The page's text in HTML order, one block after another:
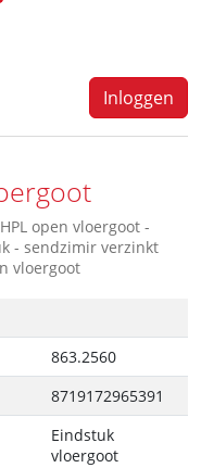
Inloggen
open vloergoot -
- sendzimir verzinkt
vloergoot
863.2560
8719172965391
Eindstuk
vloergoot